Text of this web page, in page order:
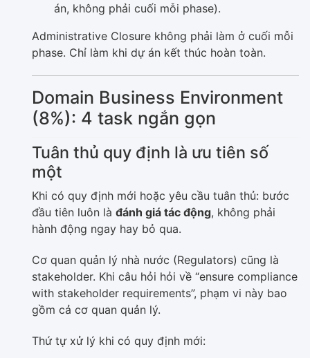
án, không phải cuối mỗi phase).
Administrative Closure không phải làm ở cuối mỗi
phase. Chỉ làm khi dự án kết thúc hoàn toàn.
Domain Business Environment
(8%): 4 task ngắn gọn
Tuân thủ quy định là ưu tiên số
một
Khi có quy định mới hoặc yêu cầu tuân thủ: bước
đầu tiên luôn là đánh giá tác động, không phải
hành động ngay hay bỏ qua.
Cơ quan quản lý nhà nước (Regulators) cũng là
stakeholder. Khi câu hỏi hỏi về “ensure compliance
with stakeholder requirements”, phạm vi này bao
gồm cả cơ quan quản lý.
Thứ tự xử lý khi có quy định mới: